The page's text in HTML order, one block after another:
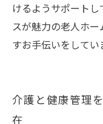
けるようサポート
スが魅力の老人ホ
すお手伝いをしてい
介護と健康管理
在